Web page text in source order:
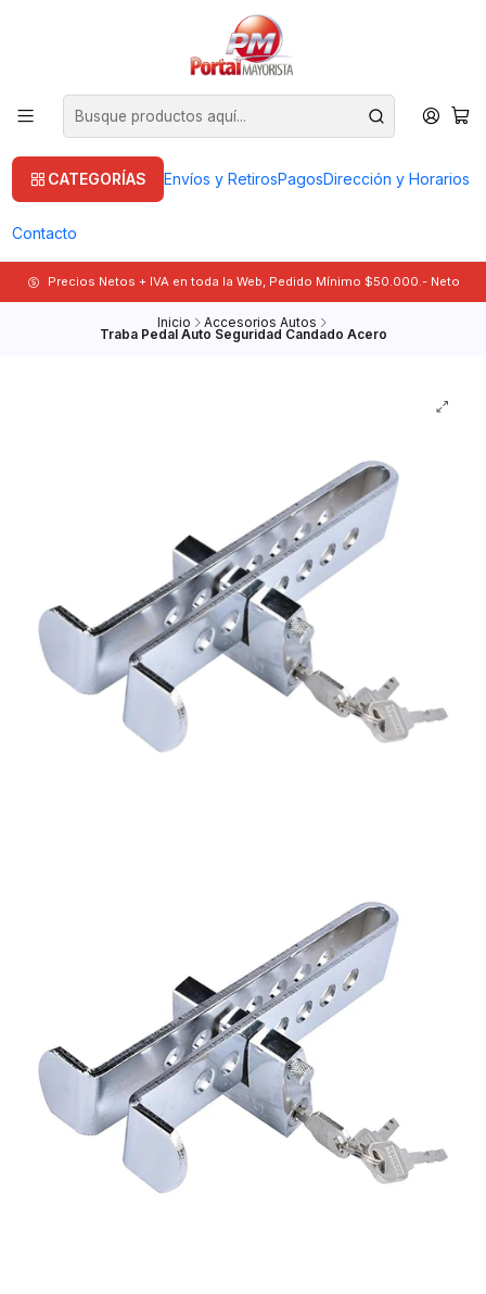
CATEGORÍAS Envíos y RetirosPagosDirección y Horarios
Contacto
Precios Netos + IVA en toda la Web, Pedido Mínimo $50.000.- Neto
Inicio Accesorios Autos
Traba Pedal Auto Seguridad Candado Acero